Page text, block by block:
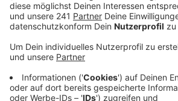
Anzeige
Das sagte uns Kindermedizinerin
UKB. Das Phänomen sei aber